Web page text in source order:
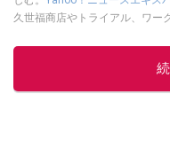
久世福商店やトライアル、ワー
「週刊プレイボーイ」、宝島社
ルメライター、食の専門家とし